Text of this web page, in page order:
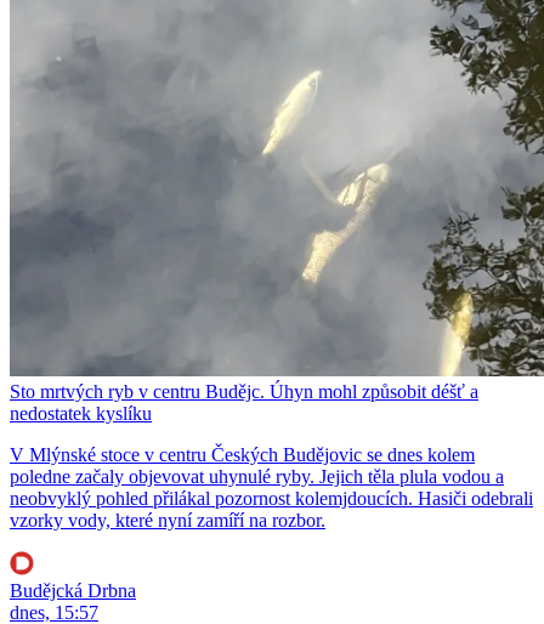
Sto mrtvých ryb v centru Budějc. Úhyn mohl způsobit déšť a
nedostatek kyslíku
V Mlýnské stoce v centru Českých Budějovic se dnes kolem
poledne začaly objevovat uhynulé ryby. Jejich těla plula vodou a
neobvyklý pohled přilákal pozornost kolemjdoucích. Hasiči odebrali
vzorky vody, které nyní zamíří na rozbor.
Budějcká Drbna
dnes, 15:57